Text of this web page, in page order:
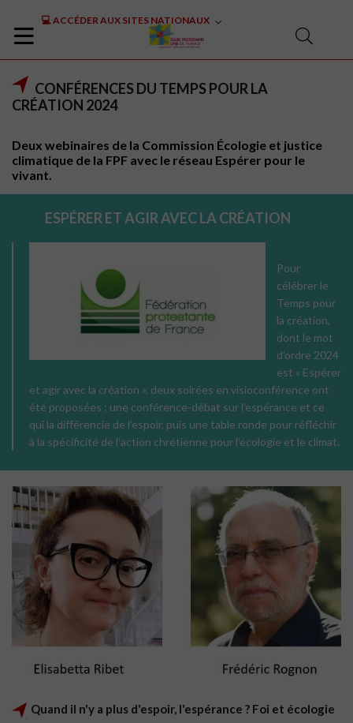
💻 ACCÉDER AUX SITES NATIONAUX
CONFÉRENCES DU TEMPS POUR LA
CRÉATION 2024
Deux webinaires de la Commission Écologie et justice
climatique de la FPF avec le réseau Espérer pour le
vivant.
ESPÉRER ET AGIR AVEC LA CRÉATION
Pour
célébrer le
Temps pour
la création,
dont le mot
d’ordre 2024
est « Espérer
et agir avec la création », deux soirées en visioconférence ont
été proposées : une conférence-débat sur l’espérance et ce
qui la différencie de l’espoir, puis une table ronde pour réfléchir
à la spécificité de l’action chrétienne pour l’écologie et le climat.
Quand il n'y a plus d'espoir, l'espérance ? Foi et écologie